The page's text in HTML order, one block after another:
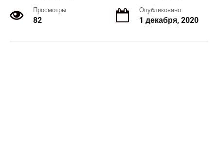
Просмотры
82
Опубликовано
1 декабря, 2020